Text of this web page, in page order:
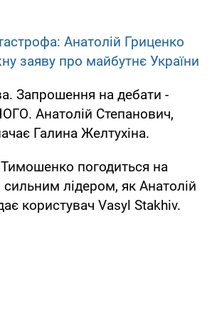
Анатолій Гриценко
заяву про майбутнє України
Запрошення на дебати -
Анатолій Степанович,
Галина Желтухіна.
погодиться на
лідером, як Анатолій
користувач Vasyl Stakhiv.